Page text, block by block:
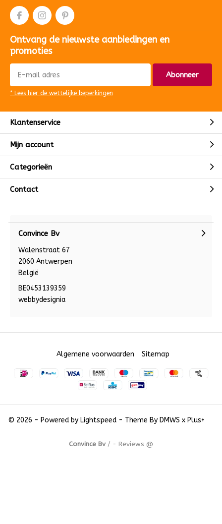
Ontvang de nieuwste aanbiedingen en
promoties
Abonneer
* Lees hier de wettelijke beperkingen
Klantenservice
Mijn account
Categorieën
Contact
Convince Bv
Walenstraat 67
2060 Antwerpen
België
BE0453139359
webbydesignia
© 2026 - Powered by Lightspeed- Theme By DMWS x Plus+
Algemene voorwaarden Sitemap
Convince Bv/ - Reviews @